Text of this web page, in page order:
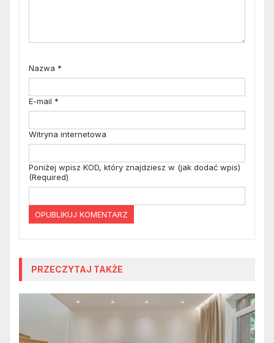
Nazwa *
E-mail *
Witryna internetowa
Poniżej wpisz KOD, który znajdziesz w (jak dodać wpis)
(Required)
PRZECZYTAJ TAKŻE